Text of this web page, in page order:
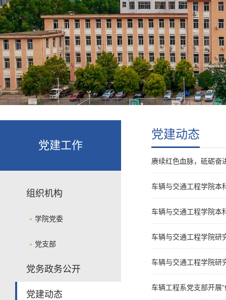
党建工作
组织机构
学院党委
党支部
党务政务公开
党建动态
党建动态
赓续红色血脉，砥砺奋
车辆与交通工程学院本
车辆与交通工程学院本
车辆与交通工程学院研
车辆与交通工程学院研
车辆工程系党支部开展